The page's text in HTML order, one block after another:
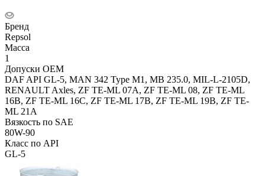
Бренд
Repsol
Масса
1
Допуски OEM
DAF API GL-5, MAN 342 Type M1, MB 235.0, MIL-L-2105D,
RENAULT Axles, ZF TE-ML 07A, ZF TE-ML 08, ZF TE-ML
16B, ZF TE-ML 16C, ZF TE-ML 17B, ZF TE-ML 19B, ZF TE-
ML 21A
Вязкость по SAE
80W-90
Класс по API
GL-5